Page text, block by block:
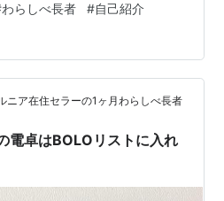
方がいいのかな？Promoted
できるな。ライバルが多いん
新しく出品されているよう。
ちゃっているのかもしれな
が売れているのになぁ。 食器
わらしべ長者 #自己紹介
ニア在住セラーの1ヶ月わらしべ長者
卓はBOLOリストに入れ